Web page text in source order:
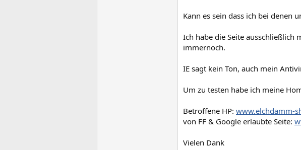
Kann es sein dass ich bei denen
Ich habe die Seite ausschließlich
immernoch.
IE sagt kein Ton, auch mein
Um zu testen habe ich meine
Betroffene HP: www.elchdamm-
von FF & Google erlaubte Seite:
Vielen Dank